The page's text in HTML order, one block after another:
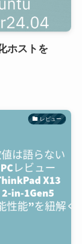
ホストを
レビュー